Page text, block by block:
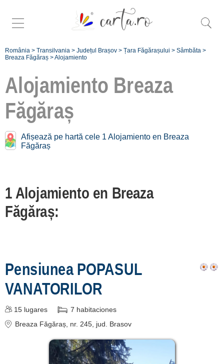
România > Transilvania > Județul Brașov > Țara Făgărașului > Sâmbăta >
Breaza Făgăraș >Alojamiento
Alojamiento Breaza
Făgăraș
Afișează pe hartă cele 1 Alojamiento en Breaza
Făgăraș
1 Alojamiento en Breaza
Făgăraș:
Pensiunea POPASUL
VANATORILOR
15 lugares 7 habitaciones
Breaza Făgăraș , nr. 245 , jud. Brasov
Alojamiento cerca de
Breaza Făgăraș:
Dejani
Brașov
[1 offers a 11.4 km]
Sâmbăta de Sus
Înscrie o unitate
de cazare
despre C A R T A ®
termeni și condiții
contact